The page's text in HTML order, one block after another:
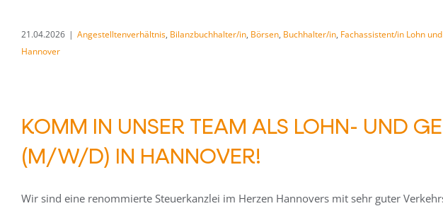
21.04.2026 | Angestelltenverhältnis, Bilanzbuchhalter/in, Börsen, Buchhalter/in, Fachassistent/in Lohn
Hannover
KOMM IN UNSER TEAM ALS LOHN- UND
(M/W/D) IN HANNOVER!
Wir sind eine renommierte Steuerkanzlei im Herzen Hannovers mit sehr guter